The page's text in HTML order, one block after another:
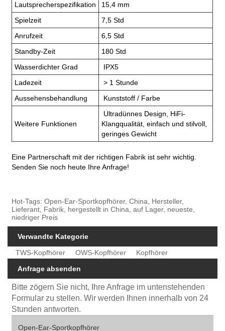
Lautsprecherspezifikation
15,4 mm
Spielzeit
7,5 Std
Anrufzeit
6,5 Std
Standby-Zeit
180 Std
Wasserdichter Grad
IPX5
Ladezeit
> 1 Stunde
Aussehensbehandlung
Kunststoff / Farbe
Weitere Funktionen
Ultradünnes Design, HiFi-
Klangqualität, einfach und stilvoll,
geringes Gewicht
Eine Partnerschaft mit der richtigen Fabrik ist sehr wichtig.
Senden Sie noch heute Ihre Anfrage!
Hot-Tags: Open-Ear-Sportkopfhörer, China, Hersteller,
Lieferant, Fabrik, hergestellt in China, auf Lager, neueste,
niedriger Preis
Verwandte Kategorie
TWS-Kopfhörer
OWS-Kopfhörer Kopfhörer
Anfrage absenden
Bitte zögern Sie nicht, Ihre Anfrage im untenstehenden
Formular zu stellen. Wir werden Ihnen innerhalb von 24
Stunden antworten.